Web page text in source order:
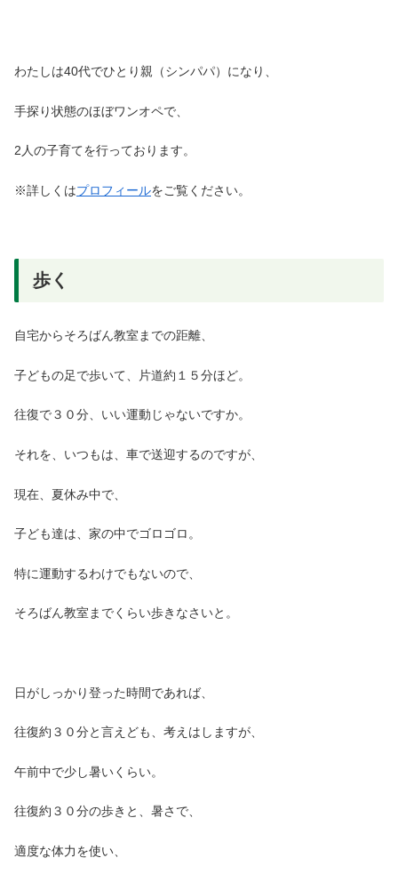
わたしは40代でひとり親（シンパパ）になり、
手探り状態のほぼワンオペで、
2人の子育てを行っております。
※詳しくはプロフィールをご覧ください。
歩く
自宅からそろばん教室までの距離、
子どもの足で歩いて、片道約１５分ほど。
往復で３０分、いい運動じゃないですか。
それを、いつもは、車で送迎するのですが、
現在、夏休み中で、
子ども達は、家の中でゴロゴロ。
特に運動するわけでもないので、
そろばん教室までくらい歩きなさいと。
日がしっかり登った時間であれば、
往復約３０分と言えども、考えはしますが、
午前中で少し暑いくらい。
往復約３０分の歩きと、暑さで、
適度な体力を使い、